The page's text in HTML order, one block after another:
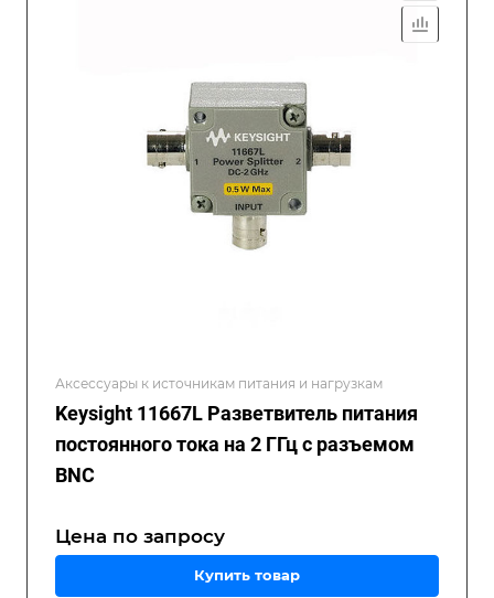
Аксессуары к источникам питания и нагрузкам
Keysight 11667L Разветвитель питания
постоянного тока на 2 ГГц с разъемом
BNC
Цена по запросу
Купить товар